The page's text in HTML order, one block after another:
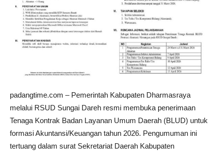
padangtime.com – Pemerintah Kabupaten Dharmasraya
melalui RSUD Sungai Dareh resmi membuka penerimaan
Tenaga Kontrak Badan Layanan Umum Daerah (BLUD) untuk
formasi Akuntansi/Keuangan tahun 2026. Pengumuman ini
tertuang dalam surat Sekretariat Daerah Kabupaten